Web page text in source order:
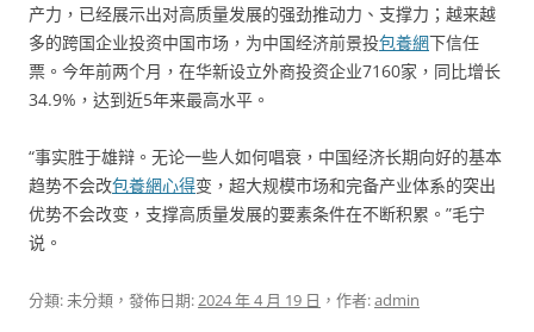
产力，已经展示出对高质量发展的强劲推动力、支撑力；越来越
多的跨国企业投资中国市场，为中国经济前景投包養網下信任
票。今年前两个月，在华新设立外商投资企业7160家，同比增长
34.9%，达到近5年来最高水平。
“事实胜于雄辩。无论一些人如何唱衰，中国经济长期向好的基本
趋势不会改包養網心得变，超大规模市场和完备产业体系的突出
优势不会改变，支撑高质量发展的要素条件在不断积累。”毛宁
说。
分類: 未分類，發佈日期:2024 年 4 月 19 日 ，作者:admin